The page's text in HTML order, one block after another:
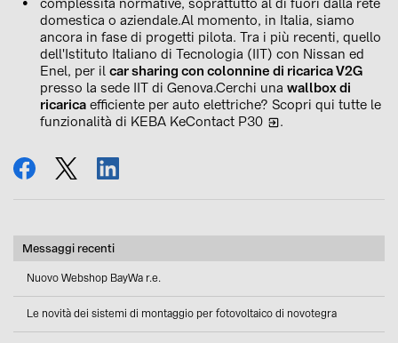
complessità normative, soprattutto al di fuori dalla rete
domestica o aziendale.Al momento, in Italia, siamo
ancora in fase di progetti pilota. Tra i più recenti, quello
dell'Istituto Italiano di Tecnologia (IIT) con Nissan ed
Enel, per il car sharing con colonnine di ricarica V2G
presso la sede IIT di Genova.Cerchi una wallbox di
ricarica efficiente per auto elettriche? Scopri qui tutte le
funzionalità di KEBA KeContact P30 .
condividi
tweetcondividi
Messaggi recenti
Nuovo Webshop BayWa r.e.
Le novità dei sistemi di montaggio per fotovoltaico di novotegra